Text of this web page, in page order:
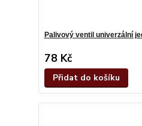
Palivový ventil univerzální
78 Kč
Přidat do košíku